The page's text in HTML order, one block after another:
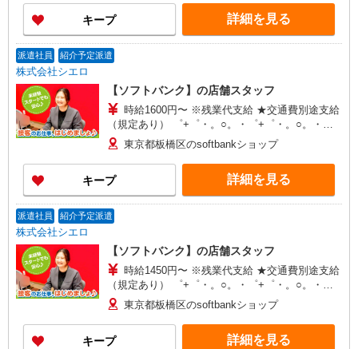
○。・゜+゜・。○。・゜+゜
キープ 詳細を見る
派遣社員 紹介予定派遣
株式会社シエロ
【ソフトバンク】の店舗スタッフ
時給1600円〜 ※残業代支給 ★交通費別途支給
（規定あり） ゜+゜・。○。・゜+゜・。○。・゜
+゜ 入社祝い金10万円支給(規定有) お友達を紹介
頂くと, インセンティブ支給(規定有) ★月2回払
い・週払い可能（規程有）★ ゜・。○。・゜
+゜・。○。・゜+゜
東京都板橋区のsoftbankショップ
キープ 詳細を見る
派遣社員 紹介予定派遣
株式会社シエロ
【ソフトバンク】の店舗スタッフ
時給1450円〜 ※残業代支給 ★交通費別途支給
（規定あり） ゜+゜・。○。・゜+゜・。○。・゜
+゜ 入社祝い金10万円支給(規定有) お友達を紹介
頂くと, インセンティブ支給(規定有) ★月2回払
い・週払い可能（規程有）★ ゜・。○。・゜
+゜・。○。・゜+゜
東京都板橋区のsoftbankショップ
キープ 詳細を見る